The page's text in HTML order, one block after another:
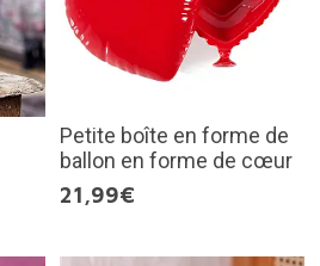
Petite boîte en forme de
ballon en forme de cœur
21,99€